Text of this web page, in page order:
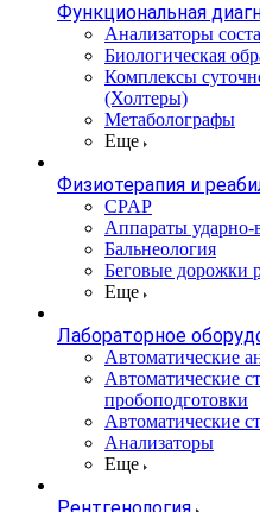
Функциональная
Анализаторы
Биологическая
Комплексы
(Холтеры)
Метаболографы
Еще
Физиотерапия и
CPAP
Аппараты ударно-
Бальнеология
Беговые дорожки
Еще
Лабораторное
Автоматические
Автоматические
пробоподготовки
Автоматические
Анализаторы
Еще